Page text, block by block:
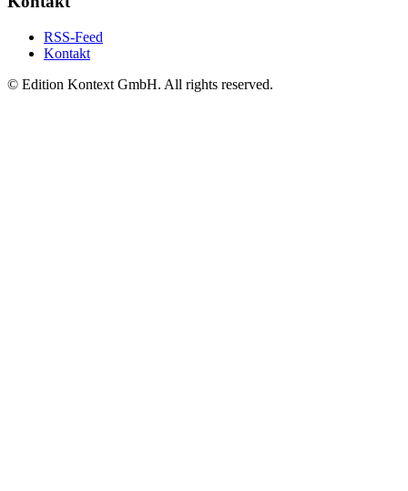
RSS-Feed
Kontakt
© Edition Kontext GmbH. All rights reserved.